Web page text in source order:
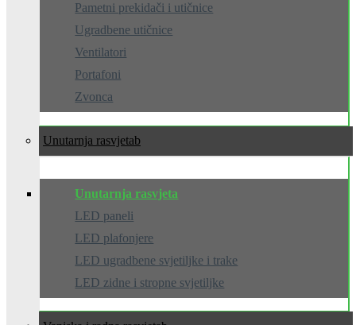
Pametni prekidači i utičnice
Ugradbene utičnice
Ventilatori
Portafoni
Zvonca
Unutarnja rasvjeta
Unutarnja rasvjeta
LED paneli
LED plafonjere
LED ugradbene svjetiljke i trake
LED zidne i stropne svjetiljke